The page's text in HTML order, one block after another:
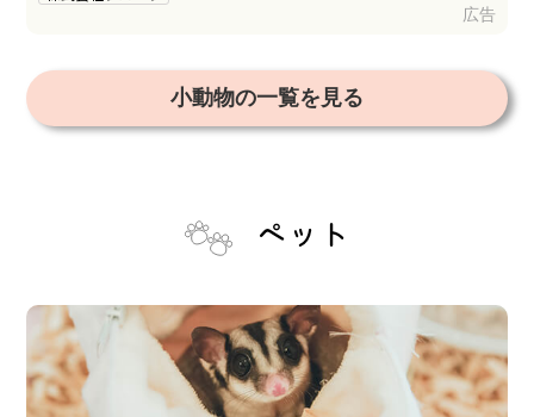
広告
小動物の一覧を見る
ペット